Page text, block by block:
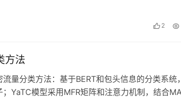
2
方法
量分类方法：基于BERT和包头信息的分类系统
YaTC模型采用MFR矩阵和注意力机制，结合